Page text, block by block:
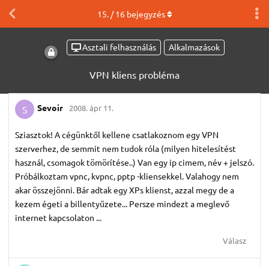
Asztali felhasználás Alkalmazások
VPN kliens probléma
15. /16bejegyzés
S Sevoir 2008. ápr 11.
Sziasztok! A cégünktől kellene csatlakoznom egy VPN
szerverhez, de semmit nem tudok róla (milyen hitelesítést
használ, csomagok tömörítése..) Van egy ip cimem, név + jelszó.
Próbálkoztam vpnc, kvpnc, pptp -kliensekkel. Valahogy nem
akar összejönni. Bár adtak egy XPs klienst, azzal megy de a
kezem égeti a billentyűzete... Persze mindezt a meglevő
internet kapcsolaton ...
Válasz